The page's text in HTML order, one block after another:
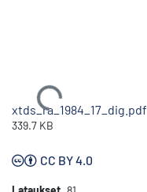
Ladataan...
xtds_ra_1984_17_dig.pdf
339.7 KB
CC BY 4.0